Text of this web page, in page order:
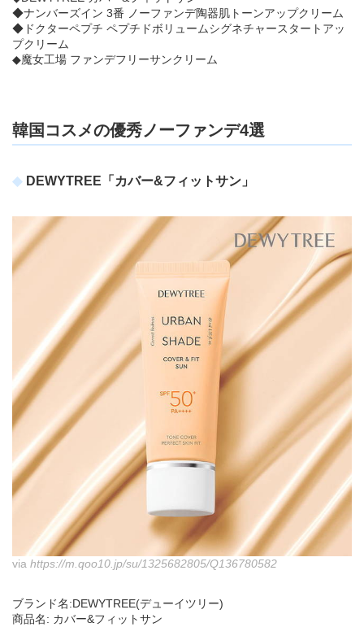
◆ナンバーズイン 3番 ノーファンデ陶器肌トーンアップクリーム
◆ドクターペプチ ペプチドボリュームシグネチャースタートアッ
プクリーム
◆魔女工場 ファンデフリーサンクリーム
韓国コスメの優秀ノーファンデ4選
DEWYTREE「カバー&フィットサン」
via https://m.qoo10.jp/su/1325682805/Q136780582
ブランド名:DEWYTREE(デューイツリー)
商品名: カバー&フィットサン